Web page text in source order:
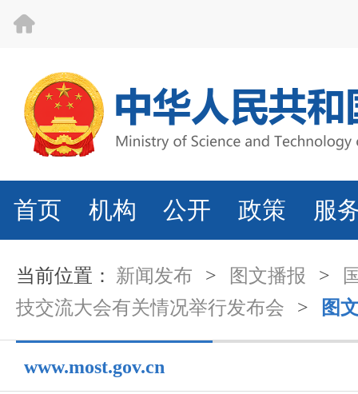
首页 机构 公开 政策 服
当前位置： 新闻发布 > 图文播报 >
技交流大会有关情况举行发布会
> 图
www.most.gov.cn